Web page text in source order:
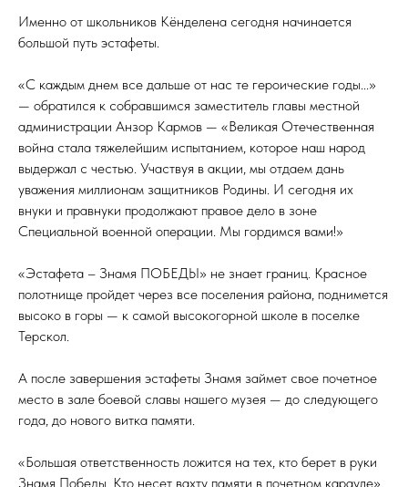
Именно от школьников Кёнделена сегодня начинается
большой путь эстафеты.
«С каждым днем все дальше от нас те героические годы...»
— обратился к собравшимся заместитель главы местной
администрации Анзор Кармов — «Великая Отечественная
война стала тяжелейшим испытанием, которое наш народ
выдержал с честью. Участвуя в акции, мы отдаем дань
уважения миллионам защитников Родины. И сегодня их
внуки и правнуки продолжают правое дело в зоне
Специальной военной операции. Мы гордимся вами!»
«Эстафета – Знамя ПОБЕДЫ» не знает границ. Красное
полотнище пройдет через все поселения района, поднимется
высоко в горы — к самой высокогорной школе в поселке
Терскол.
А после завершения эстафеты Знамя займет свое почетное
место в зале боевой славы нашего музея — до следующего
года, до нового витка памяти.
«Большая ответственность ложится на тех, кто берет в руки
Знамя Победы. Кто несет вахту памяти в почетном карауле»,